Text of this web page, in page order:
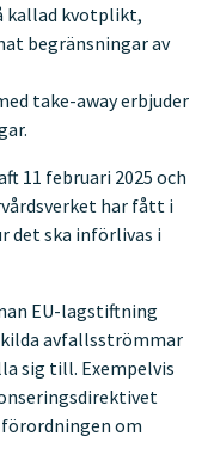
kallad kvotplikt,
begränsningar av
take-away erbjuder
11 februari 2025 och
har fått i
det ska införlivas i
EU-lagstiftning
avfallsströmmar
sig till. Exempelvis
om